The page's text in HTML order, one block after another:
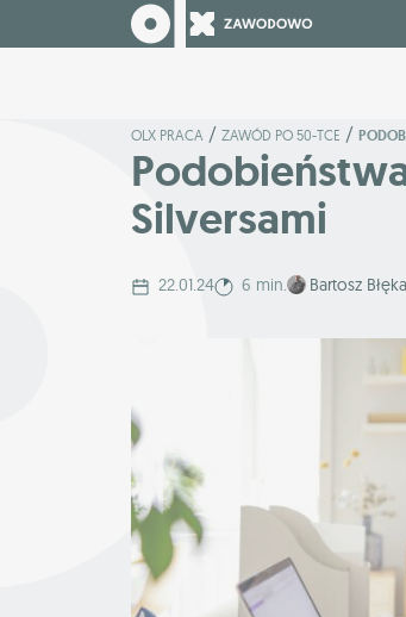
OLX PRACA / ZAWÓD PO 50-TCE /
Silversami
22.01.24 6 min. Bartosz Błęka